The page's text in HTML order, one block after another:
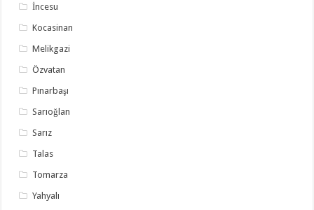
İncesu
Kocasinan
Melikgazi
Özvatan
Pınarbaşı
Sarıoğlan
Sarız
Talas
Tomarza
Yahyalı